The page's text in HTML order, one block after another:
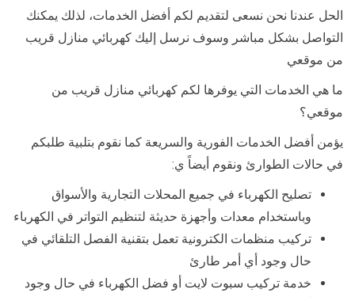
الحل عندنا نحن نسعى لتقديم لكم أفضل الخدمات، لذلك يمكنك
التواصل بشكل مباشر وسوف نرسل إليك كهربائي منازل قريب
من موقعي
ما هي الخدمات التي يوفرها لكم كهربائي منازل قريب من
موقعي؟
يؤمن أفضل الخدمات الفورية والسريعة كما نقوم بتلبية طلبكم
في حالات الطوارئ ونقوم أيضاً ي:
تصليح الكهرباء في جميع المحلات التجارية والأسواق
وباستخدام معدات وأجهزة حديثة لتنظيم التواتر في الكهرباء
تركيب منظمات الكترونية تعمل بتقنية الفصل التلقائي في
حال وجود أي أمر طارئ
خدمة تركيب سبوت لايت أو فضل الكهرباء في حال وجود